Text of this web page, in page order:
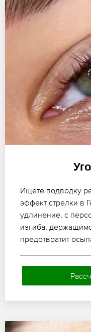
Ищете подводку
эффект стрелки в
удлинение, с
изгиба,
предотвратит